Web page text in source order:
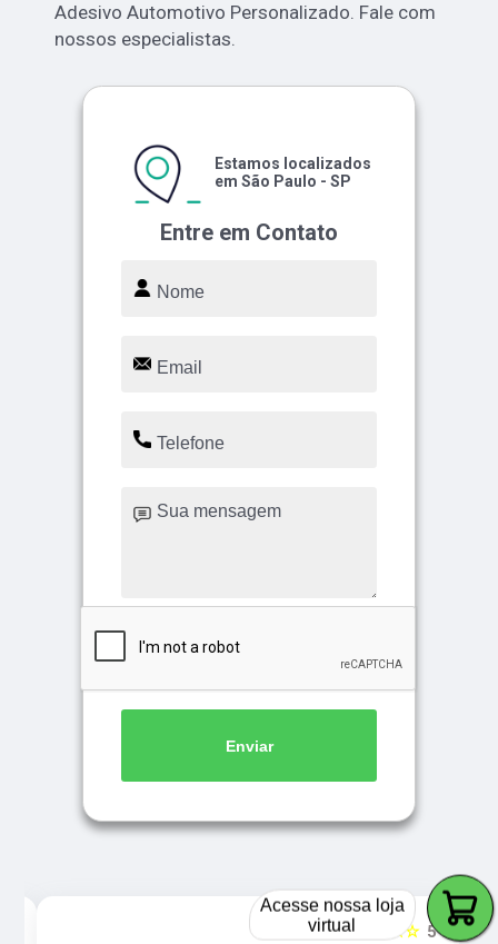
Adesivo Automotivo Personalizado. Fale com
nossos especialistas.
Entre em Contato
Estamos localizados
em São Paulo - SP
Enviar
5
☆☆☆☆☆
Acesse nossa loja
virtual